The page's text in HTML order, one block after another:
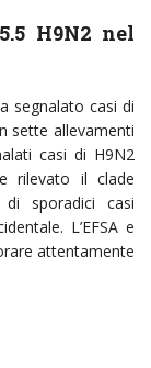
H9N2 nel
segnalato casi di
sette allevamenti
casi di H9N2
rilevato il clade
di sporadici casi
L’EFSA e
attentamente